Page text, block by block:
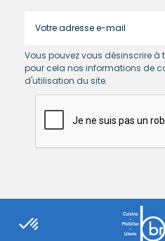
Vous pouvez vous désinscrire à
pour cela nos informations de
d'utilisation du site.